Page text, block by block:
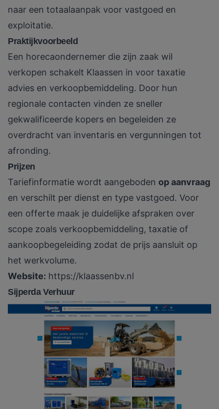
naar een totaalaanpak voor vastgoed en
exploitatie.
Praktijkvoorbeeld
Een horecaondernemer die zijn zaak wil
verkopen schakelt Klaassen in voor taxatie
advies en verkoopbemiddeling. Door hun
regionale contacten vinden ze sneller
gekwalificeerde kopers en begeleiden ze
overdracht van inventaris en vergunningen tot
afronding.
Prijzen
Tariefinformatie wordt aangeboden op aanvraag
en verschilt per dienst en type vastgoed. Voor
een offerte maak je duidelijke afspraken over
scope zoals verkoopbemiddeling, taxatie of
aankoopbegeleiding zodat de prijs aansluit op
het werkvolume.
Website: https://klaassenbv.nl
Sijperda Verhuur